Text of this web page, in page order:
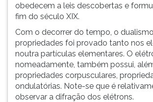
obedecem a leis descobertas e
fim do século XIX.
Com o decorrer do tempo, o
propriedades foi provado tanto nos
noutra partículas elementares. O
nomeadamente, também possui,
propriedades corpusculares,
ondulatórias. Note-se que é
observar a difração dos elétrons.